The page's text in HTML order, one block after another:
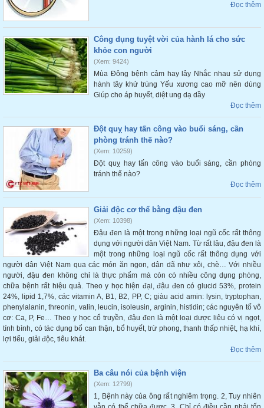
Đọc thêm
Công dụng tuyệt vời của hành lá cho sức
khỏe con người
(Xem: 9424)
Mùa Đông bệnh cảm hay lây Nhắc nhau sử dụng
hành tây khử trùng Yếu xương cao mỡ nên dùng
Giúp cho áp huyết, diệt ung dạ dầy
Đọc thêm
Đột quỵ hay tấn công vào buổi sáng, cần
phòng tránh thế nào?
(Xem: 10259)
Đột quỵ hay tấn công vào buổi sáng, cần phòng
tránh thế nào?
Đọc thêm
Giải độc cơ thể bằng đậu đen
(Xem: 10398)
Đậu đen là một trong những loại ngũ cốc rất thông
dụng với người dân Việt Nam. Từ rất lâu, đậu đen là
một trong những loại ngũ cốc rất thông dụng với
người dân Việt Nam qua các món ăn ngon, dân dã như xôi, chè… Với nhiều
người, đậu đen không chỉ là thực phẩm mà còn có nhiều công dụng phòng,
chữa bệnh rất hiệu quả. Theo y học hiện đại, đậu đen có glucid 53%, protein
24%, lipid 1,7%, các vitamin A, B1, B2, PP, C; giàu acid amin: lysin, tryptophan,
phenylalanin, threonin, valin, leucin, isoleusin, arginin, histidin; các nguyên tố vô
cơ: Ca, P, Fe… Theo y học cổ truyền, đậu đen là một loại dược liệu có vị ngọt,
tính bình, có tác dụng bổ can thận, bổ huyết, trừ phong, thanh thấp nhiệt, hạ khí,
lợi tiểu, giải độc, tiêu khát.
Đọc thêm
Ba câu nói của bệnh viện
(Xem: 12799)
1, Bệnh này của ông rất nghiêm trọng. 2, Tuy nhiên